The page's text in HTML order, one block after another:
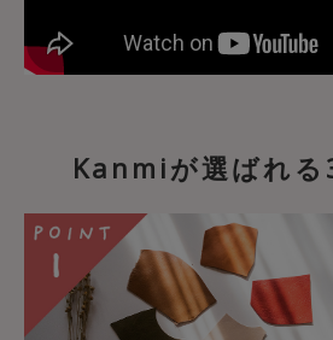
Kanmiが選ばれる